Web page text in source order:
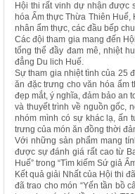
Hội thi rất vinh dự nhận được
hóa Ẩm thực Thừa Thiên
nhân ẩm thực, các đầu bếp
Các đội tham gia mang đến
tổng thể đầy đam mê, nhiệt
đẳng Du lich Huế.
Sự tham gia nhiệt tình của 25
ăn đặc trưng cho văn hóa ẩm
đẹp mắt, ý nghĩa, đảm bảo an
và thuyết trình về nguồn gốc,
nhóm mình có sự khác lạ, ấn
trưng của món ăn đồng thời
Với những sản phẩm mang
được sự đánh giá rất cao từ
Huế” trong “Tìm kiếm Sứ giả
Kết quả giải Nhất của Hội thi
đã trao cho món “Yến tần bồ